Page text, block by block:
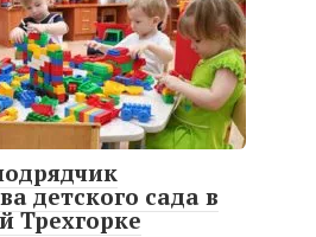
детского сада в
Трехгорке